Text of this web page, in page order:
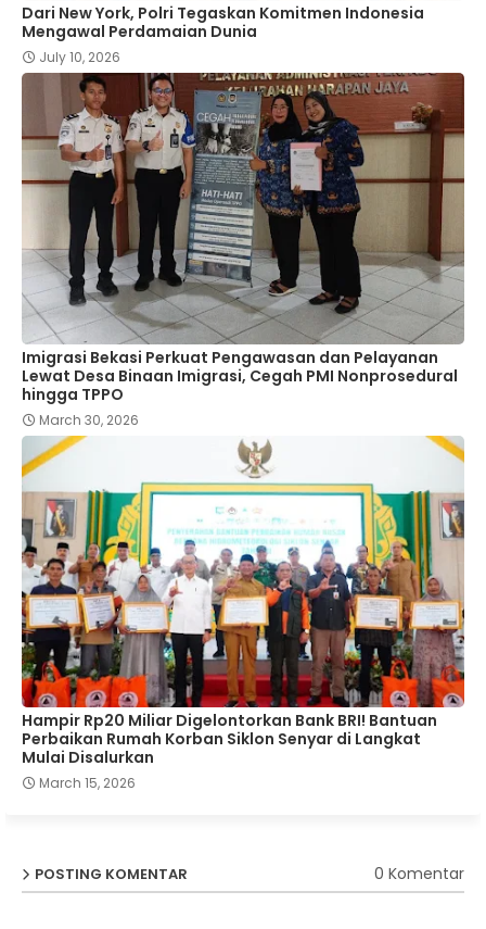
Dari New York, Polri Tegaskan Komitmen Indonesia
Mengawal Perdamaian Dunia
July 10, 2026
Imigrasi Bekasi Perkuat Pengawasan dan Pelayanan
Lewat Desa Binaan Imigrasi, Cegah PMI Nonprosedural
hingga TPPO
March 30, 2026
Hampir Rp20 Miliar Digelontorkan Bank BRI! Bantuan
Perbaikan Rumah Korban Siklon Senyar di Langkat
Mulai Disalurkan
March 15, 2026
POSTING KOMENTAR 0 Komentar